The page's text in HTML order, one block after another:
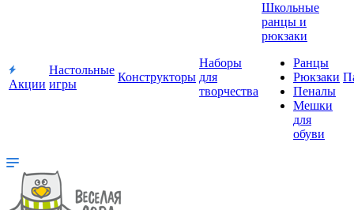
Акции
Настольные
игры
Конструкторы
Наборы
для
творчества
Школьные
ранцы и
рюкзаки
Ранцы
Рюкзаки
Пеналы
Мешки
для
обуви